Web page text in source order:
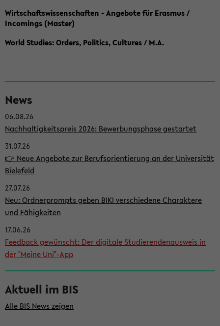
Wirtschaftswissenschaften - Angebote für Erasmus /
Incomings (Master)
World Studies: Orders, Politics, Cultures / M.A.
e
i
t
e
n
l
e
i
s
t
e
News
06.08.26
Nachhaltigkeitspreis 2026: Bewerbungsphase gestartet
31.07.26
👉 Neue Angebote zur Berufsorientierung an der Universität
Bielefeld
27.07.26
Neu: Ordnerprompts geben BIKI verschiedene Charaktere
und Fähigkeiten
17.06.26
Feedback gewünscht: Der digitale Studierendenausweis in
der "Meine Uni"-App
Aktuell im BIS
Alle BIS News zeigen